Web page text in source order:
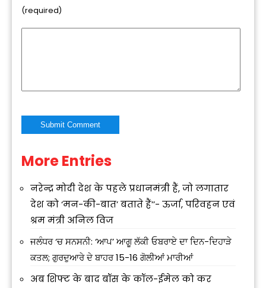
(required)
Alternative:
More Entries
नरेन्द्र मोदी देश के पहले प्रधानमंत्री हैं, जो लगातार
देश को ‘मन-की-बात’ बताते हैं’’- ऊर्जा, परिवहन एवं
श्रम मंत्री अनिल विज
ਜਲੰਧਰ ‘ਚ ਸਨਸਨੀ: ‘ਆਪ’ ਆਗੂ ਲੱਕੀ ਓਬਰਾਏ ਦਾ ਦਿਨ-ਦਿਹਾੜੇ
ਕਤਲ; ਗੁਰਦੁਆਰੇ ਦੇ ਬਾਹਰ 15-16 ਗੋਲੀਆਂ ਮਾਰੀਆਂ
अब शिफ्ट के बाद बॉस के कॉल-ईमेल को कर